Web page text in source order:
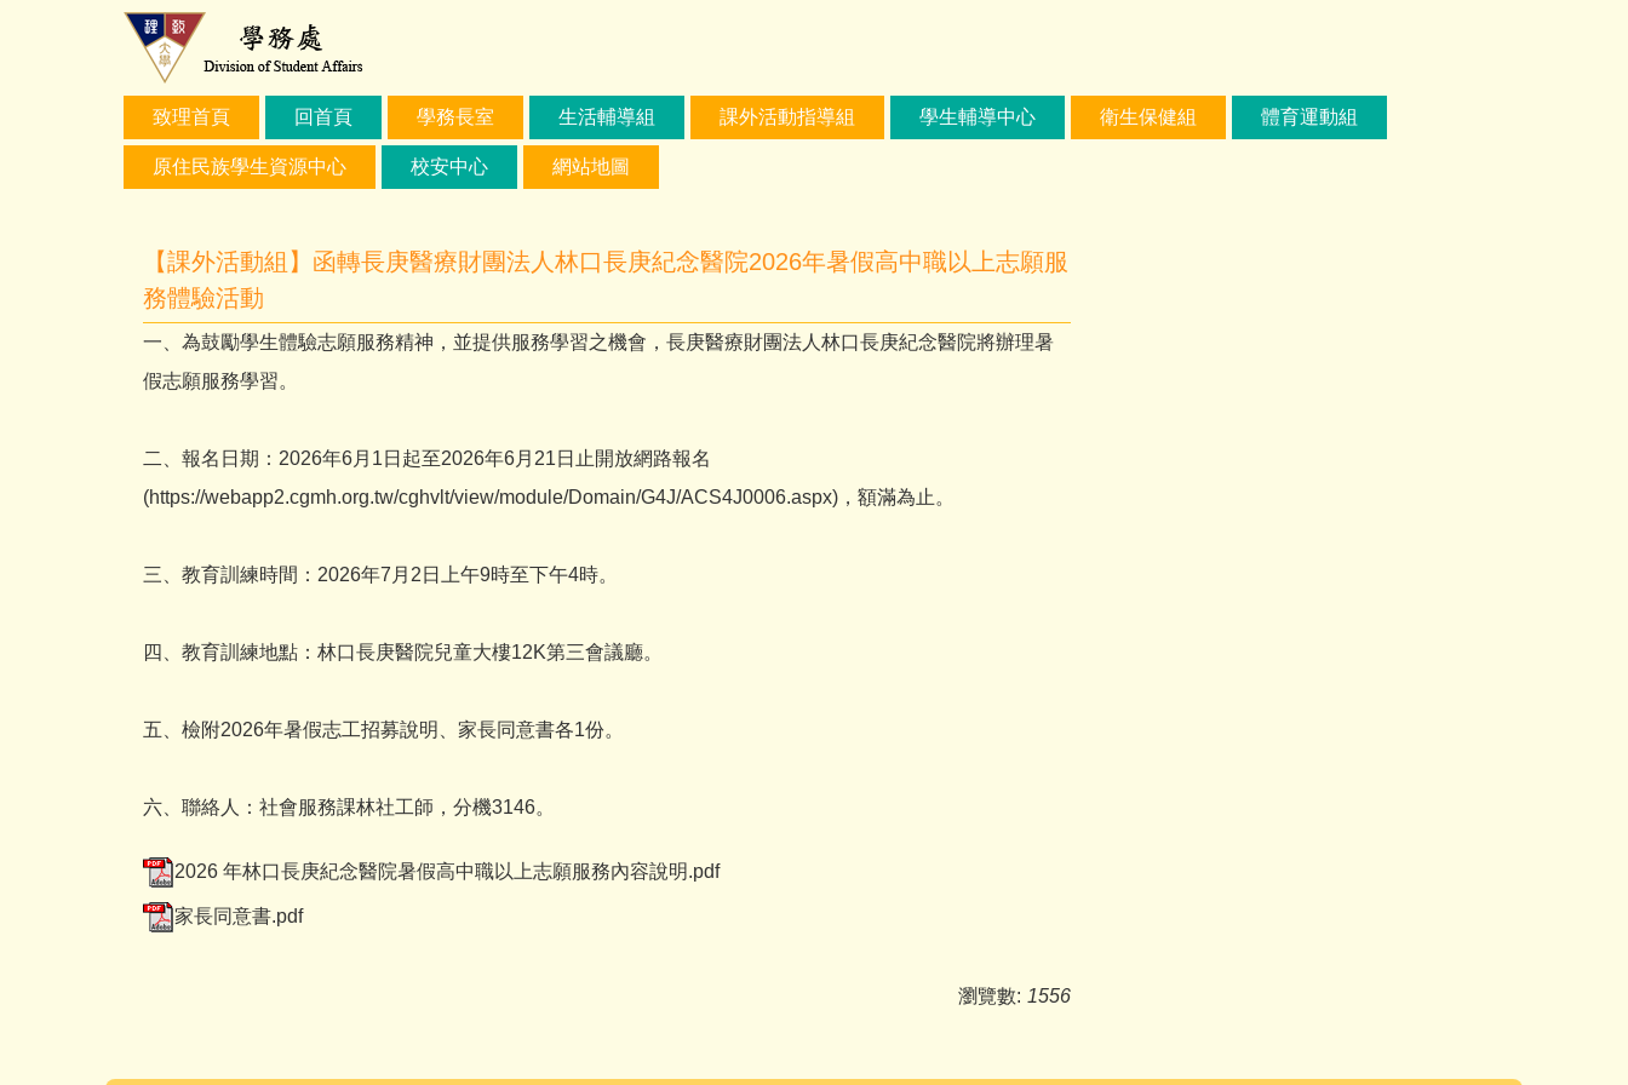
致理首頁 回首頁 學務長室 生活輔導組 課外活動指導組 學生輔導中心 衛生保健組 體育運動組
原住民族學生資源中心 校安中心 網站地圖
【課外活動組】函轉長庚醫療財團法人林口長庚紀念醫院2026年暑假高中職以上志願服
務體驗活動
一、為鼓勵學生體驗志願服務精神，並提供服務學習之機會，長庚醫療財團法人林口長庚紀念醫院將辦理暑
假志願服務學習。
二、報名日期：2026年6月1日起至2026年6月21日止開放網路報名
(https://webapp2.cgmh.org.tw/cghvlt/view/module/Domain/G4J/ACS4J0006.aspx)，額滿為止。
三、教育訓練時間：2026年7月2日上午9時至下午4時。
四、教育訓練地點：林口長庚醫院兒童大樓12K第三會議廳。
五、檢附2026年暑假志工招募說明、家長同意書各1份。
六、聯絡人：社會服務課林社工師，分機3146。
2026 年林口長庚紀念醫院暑假高中職以上志願服務內容說明.pdf
家長同意書.pdf
瀏覽數: 1556